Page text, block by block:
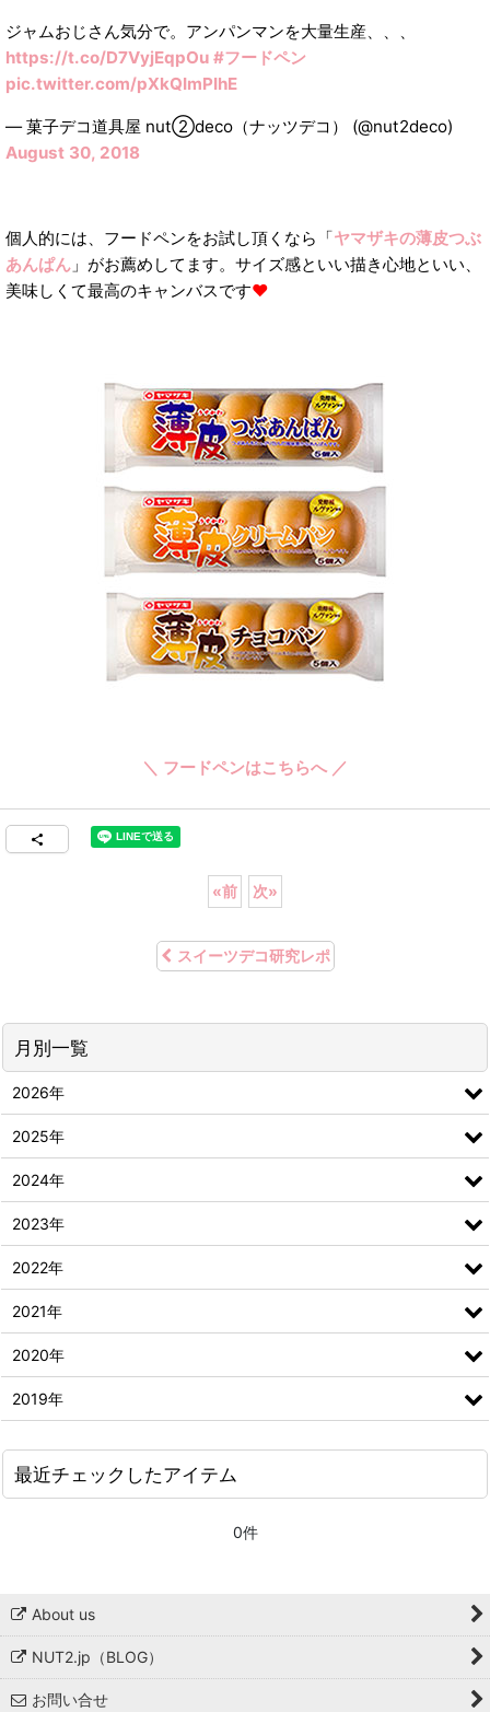
ジャムおじさん気分で。アンパンマンを大量生産、、、
https://t.co/D7VyjEqpOu #フードペン
pic.twitter.com/pXkQImPIhE
— 菓子デコ道具屋 nut②deco（ナッツデコ） (@nut2deco)
August 30, 2018
個人的には、フードペンをお試し頂くなら「ヤマザキの薄皮つぶ
あんぱん 」がお薦めしてます。サイズ感といい描き心地といい、
美味しくて最高のキャンバスです❤︎
＼ フードペンはこちらへ ／
«前 次»
スイーツデコ研究レポ
月別一覧
2026年
2025年
2024年
2023年
2022年
2021年
2020年
2019年
最近チェックしたアイテム
0件
About us
NUT2.jp（BLOG）
お問い合せ